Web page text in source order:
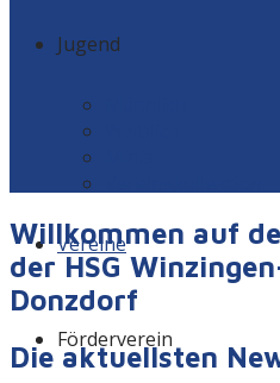
Jugend
Vereine
Förderverein
Willkommen auf
der HSG
Donzdorf
Die aktuellsten